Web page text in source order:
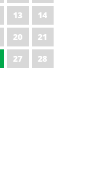
13
14
20
21
27
28